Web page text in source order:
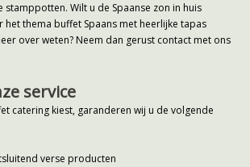
stamppotten. Wilt u de Spaanse zon in huis
het thema buffet Spaans met heerlijke tapas
over weten? Neem dan gerust contact met ons
service
catering kiest, garanderen wij u de volgende
verse producten